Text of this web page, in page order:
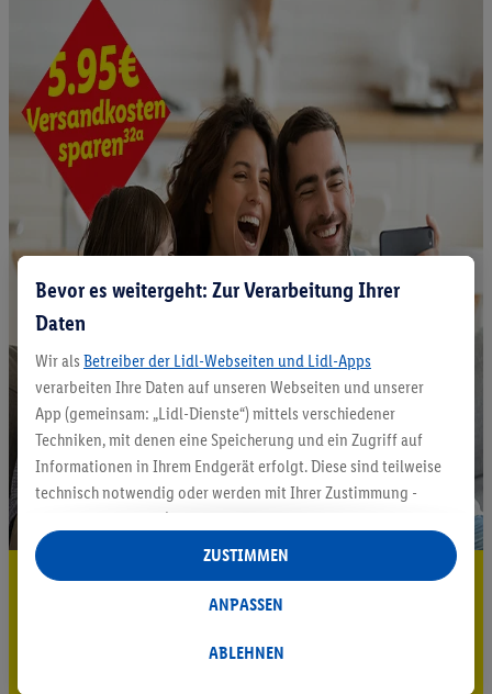
5.95 € Versand sparen³²ᵃ
Bevor es weitergeht: Zur Verarbeitung Ihrer
Daten
Wir als Betreiber der Lidl-Webseiten und Lidl-Apps
verarbeiten Ihre Daten auf unseren Webseiten und unserer
App (gemeinsam: „Lidl-Dienste“) mittels verschiedener
Techniken, mit denen eine Speicherung und ein Zugriff auf
Informationen in Ihrem Endgerät erfolgt. Diese sind teilweise
technisch notwendig oder werden mit Ihrer Zustimmung -
auch durch Partner (u.a.
Verantwortliche; im Zusammenhang mit dem IAB TCF
insgesamt
Statistik-Erstellung oder für personalisierte Werbung
Datenverarbeitungen für personalisierte Werbung werden
ABLEHNEN
ANPASSEN
ZUSTIMMEN